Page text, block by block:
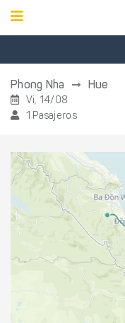
Phong Nha Hue
Vi, 14/08
1 Pasajeros